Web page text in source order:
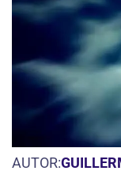
AUTOR: